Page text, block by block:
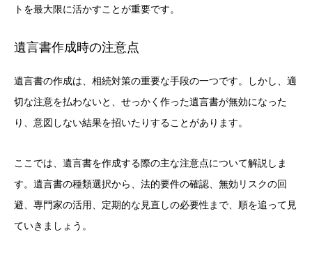
トを最大限に活かすことが重要です。
遺言書作成時の注意点
遺言書の作成は、相続対策の重要な手段の一つです。しかし、適
切な注意を払わないと、せっかく作った遺言書が無効になった
り、意図しない結果を招いたりすることがあります。
ここでは、遺言書を作成する際の主な注意点について解説しま
す。遺言書の種類選択から、法的要件の確認、無効リスクの回
避、専門家の活用、定期的な見直しの必要性まで、順を追って見
ていきましょう。